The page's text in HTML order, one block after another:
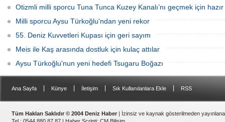
Otizmli milli sporcu Tuna Tunca Kuzey Kanalı’nı geçmek için hazır
Milli sporcu Aysu Türkoğlu'ndan yeni rekor
55. Deniz Kuvvetleri Kupası için geri sayım
Meis ile Kaş arasında dostluk için kulaç attılar
Aysu Türkoğlu'nun yeni hedefi Tsugaru Boğazı
Ana Sayfa Künye İletişim Sık Kullanılanlara Ekle RSS
Tüm Hakları Saklıdır © 2004 Deniz Haber | İzinsiz ve kaynak gösterilmeden